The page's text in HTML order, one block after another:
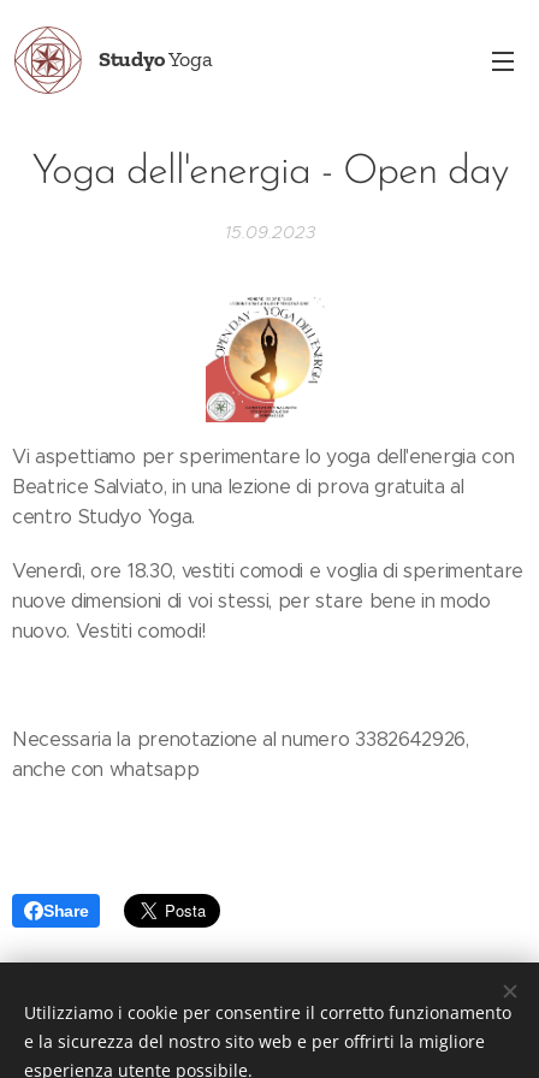
StudyoYoga
Yoga dell'energia - Open day
15.09.2023
Vi aspettiamo per sperimentare lo yoga dell'energia con
Beatrice Salviato, in una lezione di prova gratuita al
centro Studyo Yoga.
Venerdì, ore 18.30, vestiti comodi e voglia di sperimentare
nuove dimensioni di voi stessi, per stare bene in modo
nuovo. Vestiti comodi!
Necessaria la prenotazione al numero 3382642926,
anche con whatsapp
Share
Utilizziamo i cookie per consentire il corretto funzionamento
e la sicurezza del nostro sito web e per offrirti la migliore
esperienza utente possibile.